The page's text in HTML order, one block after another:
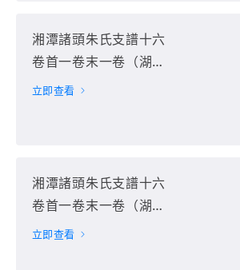
湘潭諸頭朱氏支譜十六
卷首一卷末一卷（湖南
省湘潭市）第4册
立即查看
湘潭諸頭朱氏支譜十六
卷首一卷末一卷（湖南
省湘潭市）第5册
立即查看